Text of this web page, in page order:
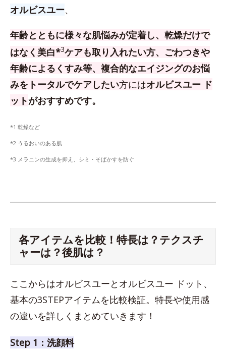
オルビスユー、
年齢とともに様々な肌悩みが定着し、乾燥だけで
はなく美白*3ケアも取り入れたい方、 ごわつきや
年齢によるくすみ等、複合的なエイジングのお悩
みをトータルでケアしたい方にはオルビスユー ド
ットがおすすめです。
*1 乾燥など
*2 うるおいのある肌
*3 メラニンの生成を抑え、シミ・そばかすを防ぐ
各アイテムを比較！特長は？テクスチ
ャーは？後肌は？
ここからはオルビスユーとオルビスユー ドット、
基本の3STEPアイテムを比較検証。特長や使用感
の違いを詳しくまとめていきます！
Step 1：洗顔料